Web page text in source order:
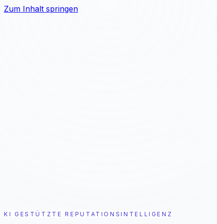
Zum Inhalt springen
Problem
KI GESTÜTZTE REPUTATIONSINTELLIGENZ